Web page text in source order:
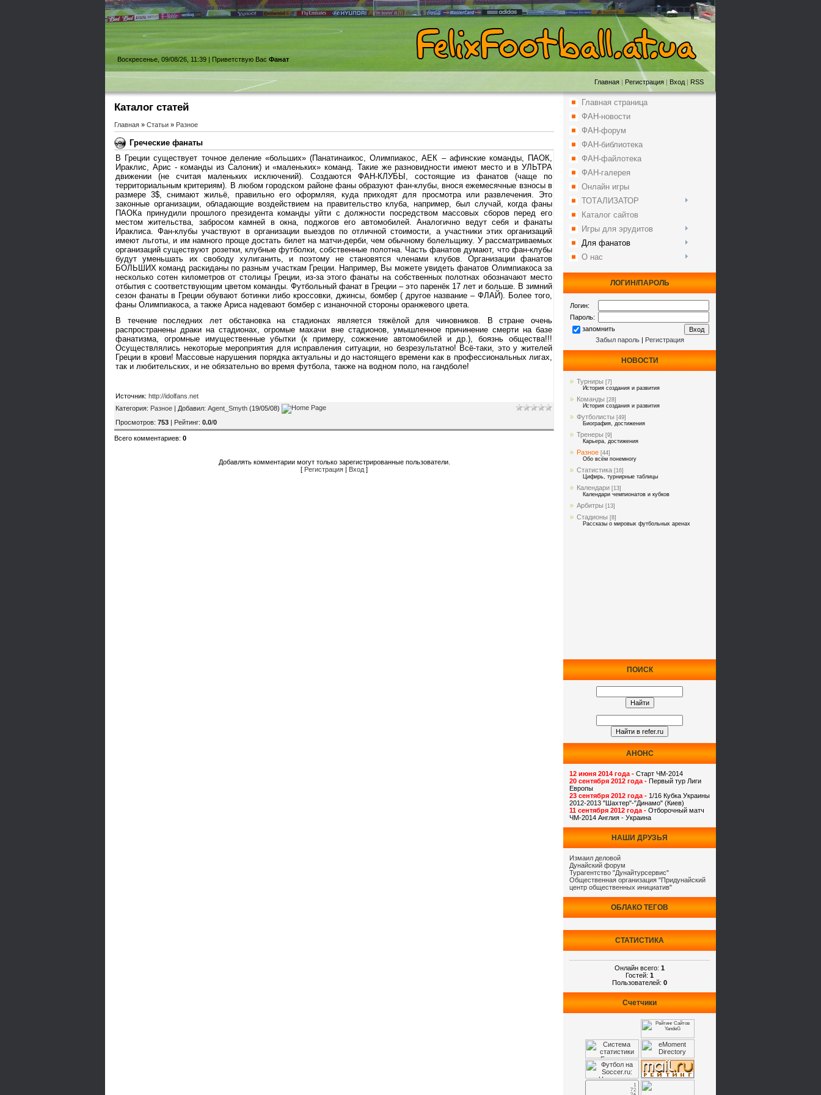
Воскресенье, 09/08/26, 11:39 | Приветствую Вас Фанат
Главная | Регистрация | Вход | RSS
Каталог статей
Главная » Статьи » Разное
Греческие фанаты
В Греции существует точное деление «больших» (Панатинаикос, Олимпиакос, АЕК – афинские команды, ПАОК,
Ираклис, Арис - команды из Салоник) и «маленьких» команд. Такие же разновидности имеют место и в УЛЬТРА
движении (не считая маленьких исключений). Создаются ФАН-КЛУБЫ, состоящие из фанатов (чаще по
территориальным критериям). В любом городском районе фаны образуют фан-клубы, внося ежемесячные взносы в
размере 3$, снимают жильё, правильно его оформляя, куда приходят для просмотра или развлечения. Это
законные организации, обладающие воздействием на правительство клуба, например, был случай, когда фаны
ПАОКа принудили прошлого президента команды уйти с должности посредством массовых сборов перед его
местом жительства, забросом камней в окна, поджогов его автомобилей. Аналогично ведут себя и фанаты
Ираклиса. Фан-клубы участвуют в организации выездов по отличной стоимости, а участники этих организаций
имеют льготы, и им намного проще достать билет на матчи-дерби, чем обычному болельщику. У рассматриваемых
организаций существуют розетки, клубные футболки, собственные полотна. Часть фанатов думают, что фан-клубы
будут уменьшать их свободу хулиганить, и поэтому не становятся членами клубов. Организации фанатов
БОЛЬШИХ команд раскиданы по разным участкам Греции. Например, Вы можете увидеть фанатов Олимпиакоса за
несколько сотен километров от столицы Греции, из-за этого фанаты на собственных полотнах обозначают место
отбытия с соответствующим цветом команды. Футбольный фанат в Греции – это паренёк 17 лет и больше. В зимний
сезон фанаты в Греции обувают ботинки либо кроссовки, джинсы, бомбер ( другое название – ФЛАЙ). Более того,
фаны Олимпиакоса, а также Ариса надевают бомбер с изнаночной стороны оранжевого цвета.
В течение последних лет обстановка на стадионах является тяжёлой для чиновников. В стране очень
распространены драки на стадионах, огромые махачи вне стадионов, умышленное причинение смерти на базе
фанатизма, огромные имущественные убытки (к примеру, сожжение автомобилей и др.), боязнь общества!!!
Осуществлялись некоторые мероприятия для исправления ситуации, но безрезультатно! Всё-таки, это у жителей
Греции в крови! Массовые нарушения порядка актуальны и до настоящего времени как в профессиональных лигах,
так и любительских, и не обязательно во время футбола, также на водном поло, на гандболе!
Источник: http://idolfans.net
Категория: Разное | Добавил: Agent_Smyth (19/05/08)
Просмотров: 753 Рейтинг: 0.0/0
Всего комментариев: 0
Добавлять комментарии могут только зарегистрированные пользователи.
[ Регистрация Вход ]
Главная страница
ФАН-новости
ФАН-форум
ФАН-библиотека
ФАН-файлотека
ФАН-галерея
Онлайн игры
ТОТАЛИЗАТОР
Каталог сайтов
Игры для эрудитов
Для фанатов
О нас
ЛОГИН/ПАРОЛЬ
Логин:
Пароль:
запомнить
Забыл пароль| Регистрация
НОВОСТИ
Турниры [7]
История создания и развития
Команды [28]
История создания и развития
Футболисты [49]
Биография, достижения
Тренеры [9]
Карьера, достижения
Разное [44]
Обо всём понемногу
Статистика [16]
Цифирь, турнирные таблицы
Календари [13]
Календари чемпионатов и кубков
Арбитры [13]
Стадионы [8]
Рассказы о мировых футбольных аренах
ПОИСК
АНОНС
12 июня 2014 года - Старт ЧМ-2014
20 сентября 2012 года - Первый тур Лиги
Европы
23 сентября 2012 года - 1/16 Кубка Украины
2012-2013 "Шахтер"-"Динамо" (Киев)
11 сентября 2012 года - Отборочный матч
ЧМ-2014 Англия - Украина
НАШИ ДРУЗЬЯ
Измаил деловой
Дунайский форум
Турагентство "Дунайтурсервис"
Общественная организация "Придунайский
центр общественных инициатив"
ОБЛАКО ТЕГОВ
СТАТИСТИКА
Онлайн всего: 1
Гостей: 1
Пользователей: 0
Счетчики